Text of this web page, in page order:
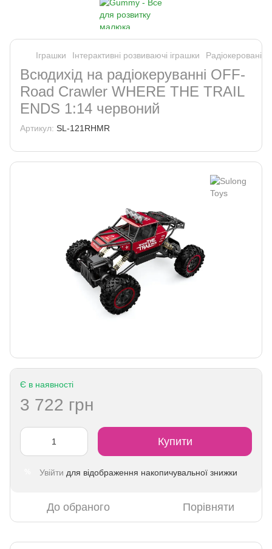
Іграшки Інтерактивні розвиваючі іграшки Радіокеровані
Всюдихід на радіокеруванні OFF-
Road Crawler WHERE THE TRAIL
ENDS 1:14 червоний
Артикул: SL-121RHMR
Є в наявності
3 722 грн
Купити
Увійти для відображення накопичувальної знижки
До обраного Порівняти